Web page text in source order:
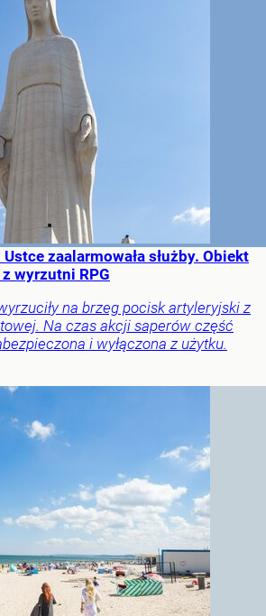
zaalarmowała służby. Obiekt
wyrzutni RPG
na brzeg pocisk artyleryjski z
Na czas akcji saperów część
i wyłączona z użytku.